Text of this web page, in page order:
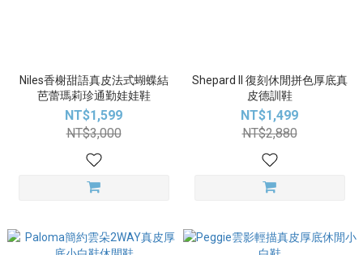
Niles香榭甜語真皮法式蝴蝶結
芭蕾瑪莉珍通勤娃娃鞋
NT$1,599
NT$3,000
Shepard II 復刻休閒拼色厚底真
皮德訓鞋
NT$1,499
NT$2,880